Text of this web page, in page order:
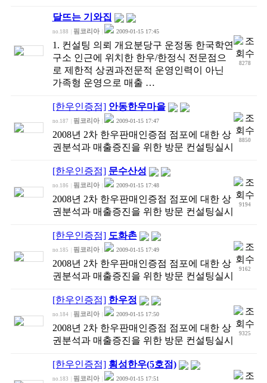
달뜨는 기와집
no.188 핌코리아 2009-01-15 17:45
1. 컨설팅 의뢰 개요분당구 운정동 한국학연
구소 인근에 위치한 한우/한정식 전문점으
로 제한적 상권과전문적 운영인력이 아닌
가족형 운영으로 매출 …
8278
[한우인증점] 안동한우마을
no.187 핌코리아 2009-01-15 17:47
2008년 2차 한우판매인증점 점포에 대한 상
권분석과 매출증진을 위한 방문 컨설팅실시
8850
[한우인증점] 문수산성
no.186 핌코리아 2009-01-15 17:48
2008년 2차 한우판매인증점 점포에 대한 상
권분석과 매출증진을 위한 방문 컨설팅실시
9194
[한우인증점] 도화촌
no.185 핌코리아 2009-01-15 17:49
2008년 2차 한우판매인증점 점포에 대한 상
권분석과 매출증진을 위한 방문 컨설팅실시
9162
[한우인증점] 한우정
no.184 핌코리아 2009-01-15 17:50
2008년 2차 한우판매인증점 점포에 대한 상
권분석과 매출증진을 위한 방문 컨설팅실시
9325
[한우인증점] 횡성한우(5호점)
no.183 핌코리아 2009-01-15 17:51